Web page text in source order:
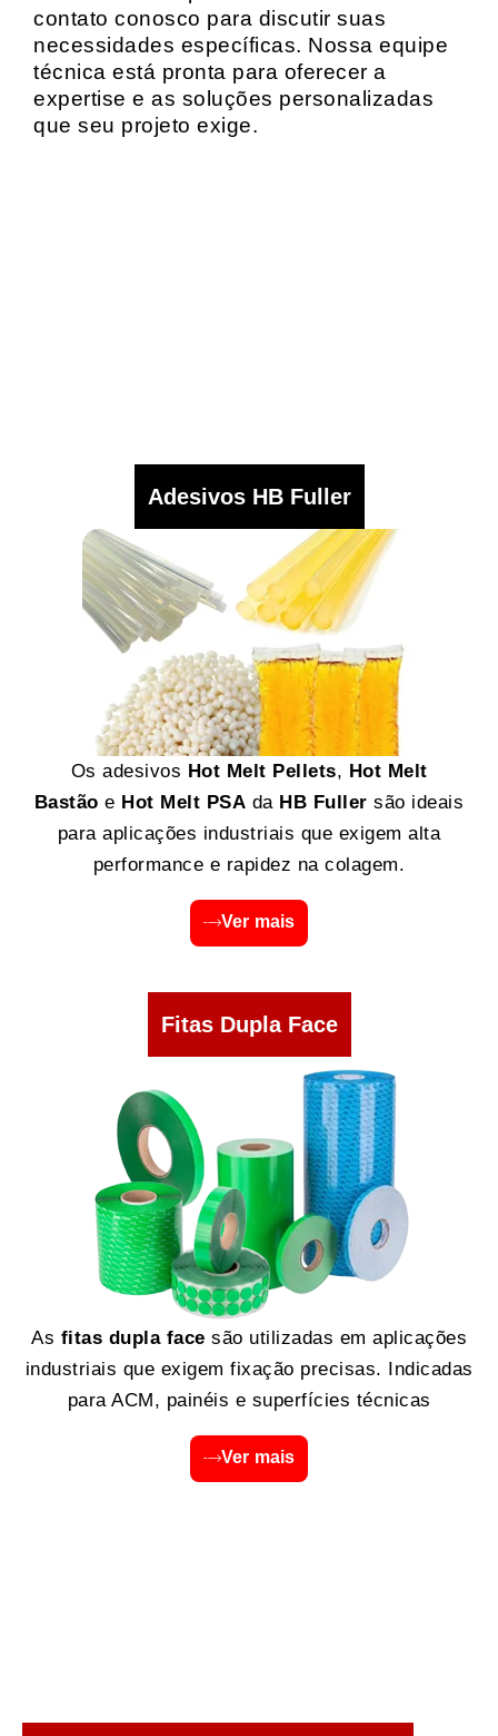
contato conosco para discutir suas
necessidades específicas. Nossa equipe
técnica está pronta para oferecer a
expertise e as soluções personalizadas
que seu projeto exige.
Adesivos HB Fuller
Os adesivos Hot Melt Pellets, Hot Melt
Bastão e Hot Melt PSA da HB Fuller são ideais
para aplicações industriais que exigem alta
performance e rapidez na colagem.
Ver mais
Fitas Dupla Face
As fitas dupla face são utilizadas em aplicações
industriais que exigem fixação precisas. Indicadas
para ACM, painéis e superfícies técnicas
Ver mais